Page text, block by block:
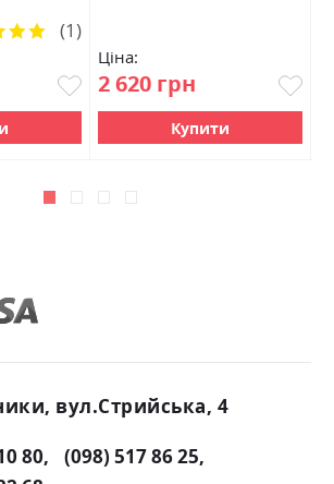
(1)
Ціна:
2 620 грн
Купити
вул.Стрийська, 4
80
(098) 517 86 25